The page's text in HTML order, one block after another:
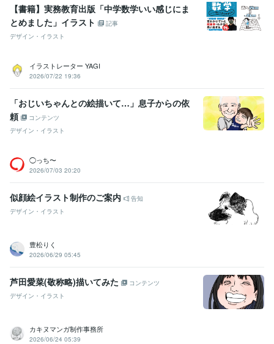
【書籍】実務教育出版「中学数学いい感じにま
とめました」イラスト
記事
デザイン・イラスト
イラストレーター YAGI
2026/07/22 19:36
「おじいちゃんとの絵描いて…」息子からの依
頼
コンテンツ
デザイン・イラスト
◯っち〜
2026/07/03 20:20
似顔絵イラスト制作のご案内
告知
デザイン・イラスト
豊松りく
2026/06/29 05:45
芦田愛菜(敬称略)描いてみた
コンテンツ
デザイン・イラスト
カキヌマンガ制作事務所
2026/06/24 05:39